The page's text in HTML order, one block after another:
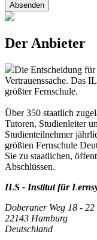
Absenden
Der Anbieter
Die Entscheidung
Vertrauenssache. Das
größter Fernschule.
Über 350 staatlich
Tutoren, Studienleiter
Studienteilnehmer
größten Fernschule
Sie zu staatlichen,
Abschlüssen.
ILS - Institut für
Doberaner Weg 18 - 22
22143 Hamburg
Deutschland